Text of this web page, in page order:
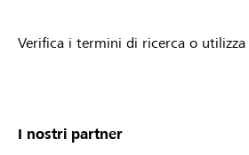
Verifica i termini di ricerca o
I nostri partner